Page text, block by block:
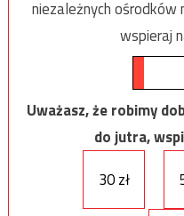
niezależnych ośrodków
wspieraj
Uważasz, że robimy
do jutra,
30 zł